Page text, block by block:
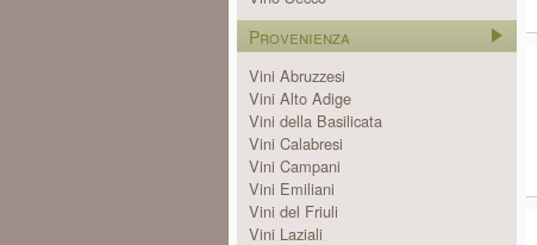
Provenienza
Vini Abruzzesi
Vini Alto Adige
Vini della Basilicata
Vini Calabresi
Vini Campani
Vini Emiliani
Vini del Friuli
Vini Laziali